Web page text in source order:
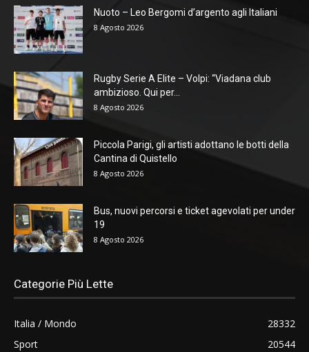
Nuoto – Leo Bergomi d’argento agli Italiani
8 Agosto 2026
Rugby Serie A Elite – Volpi: “Viadana club
ambizioso. Qui per...
8 Agosto 2026
Piccola Parigi, gli artisti adottano le botti della
Cantina di Quistello
8 Agosto 2026
Bus, nuovi percorsi e ticket agevolati per under
19
8 Agosto 2026
Categorie Più Lette
Italia / Mondo
28332
Sport
20544